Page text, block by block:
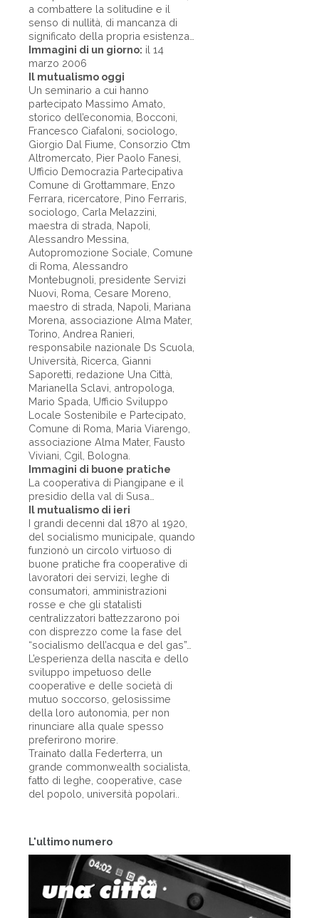
L'ultimo numero
a combattere la solitudine e il
senso di nullità, di mancanza di
significato della propria esistenza…
Immagini di un giorno: il 14
marzo 2006
Il mutualismo oggi
Un seminario a cui hanno
partecipato Massimo Amato,
storico dell’economia, Bocconi,
Francesco Ciafaloni, sociologo,
Giorgio Dal Fiume, Consorzio Ctm
Altromercato, Pier Paolo Fanesi,
Ufficio Democrazia Partecipativa
Comune di Grottammare, Enzo
Ferrara, ricercatore, Pino Ferraris,
sociologo, Carla Melazzini,
maestra di strada, Napoli,
Alessandro Messina,
Autopromozione Sociale, Comune
di Roma, Alessandro
Montebugnoli, presidente Servizi
Nuovi, Roma, Cesare Moreno,
maestro di strada, Napoli, Mariana
Morena, associazione Alma Mater,
Torino, Andrea Ranieri,
responsabile nazionale Ds Scuola,
Università, Ricerca, Gianni
Saporetti, redazione Una Città,
Marianella Sclavi, antropologa,
Mario Spada, Ufficio Sviluppo
Locale Sostenibile e Partecipato,
Comune di Roma, Maria Viarengo,
associazione Alma Mater, Fausto
Viviani, Cgil, Bologna.
Immagini di buone pratiche
La cooperativa di Piangipane e il
presidio della val di Susa…
Il mutualismo di ieri
I grandi decenni dal 1870 al 1920,
del socialismo municipale, quando
funzionò un circolo virtuoso di
buone pratiche fra cooperative di
lavoratori dei servizi, leghe di
consumatori, amministrazioni
rosse e che gli statalisti
centralizzatori battezzarono poi
con disprezzo come la fase del
“socialismo dell’acqua e del gas”…
L’esperienza della nascita e dello
sviluppo impetuoso delle
cooperative e delle società di
mutuo soccorso, gelosissime
della loro autonomia, per non
rinunciare alla quale spesso
preferirono morire.
Trainato dalla Federterra, un
grande commonwealth socialista,
fatto di leghe, cooperative, case
del popolo, università popolari..